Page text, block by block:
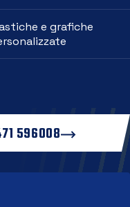
e grafiche
596008